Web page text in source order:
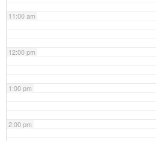
11:00 am
12:00 pm
1:00 pm
2:00 pm